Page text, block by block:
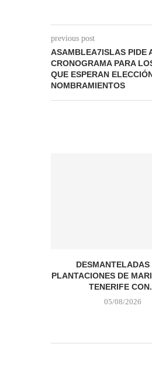
previous post
ASAMBLEA7ISLAS PIDE
CRONOGRAMA PARA
QUE ESPERAN
NOMBRAMIENTOS
DESMANTELADAS
PLANTACIONES DE
TENERIFE
05/08/2026